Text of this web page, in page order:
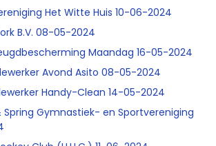
Het Witte Huis 10-06-2024
B.V. 08-05-2024
Maandag 16-05-2024
Avond Asito 08-05-2024
Handy-Clean 14-05-2024
Spring Gymnastiek- en Sportvereniging